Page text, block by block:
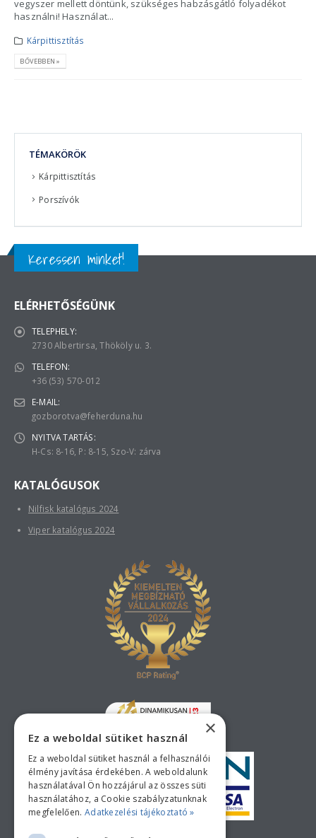
vegyszer mellett döntünk, szükséges habzásgátló folyadékot
használni! Használat...
Kárpittisztítás
BŐVEBBEN »
TÉMAKÖRÖK
Kárpittisztítás
Porszívók
Keressen minket!
ELÉRHETŐSÉGÜNK
TELEPHELY:
2730 Albertirsa, Thököly u. 3.
TELEFON:
+36 (53) 570-012
E-MAIL:
gozborotva@feherduna.hu
NYITVA TARTÁS:
H-Cs: 8-16, P: 8-15, Szo-V: zárva
KATALÓGUSOK
Nilfisk katalógus 2024
Viper katalógus 2024
×
Ez a weboldal sütiket használ
Ez a weboldal sütiket használ a felhasználói
élmény javítása érdekében. A weboldalunk
használatával Ön hozzájárul az összes süti
használatához, a Cookie szabályzatunknak
megfelelően. Adatkezelési tájékoztató »